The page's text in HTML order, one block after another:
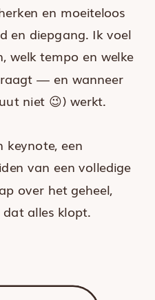
en moeiteloos
en diepgang. Ik voel
welk tempo en welke
— en wanneer
niet 😉) werkt.
een
van een volledige
over het geheel,
alles klopt.